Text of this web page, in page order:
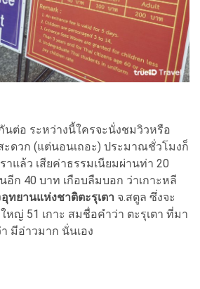
ต่อ ระหว่างนี้ใครจะนั่งชมวิวหรือ
ะดวก (แต่นอนเถอะ) ประมาณชั่วโมงก็
าแล้ว เสียค่าธรรมเนียมผ่านท่า 20
อีก 40 บาท เกือบลืมบอก ว่าเกาะหลี
อุทยานแห่งชาติตะรุเตา จ.สตูล ซึ่งจะ
หญ่ 51 เกาะ สมชื่อคำว่า ตะรุเตา ที่มา
มีอ่าวมาก นั่นเอง